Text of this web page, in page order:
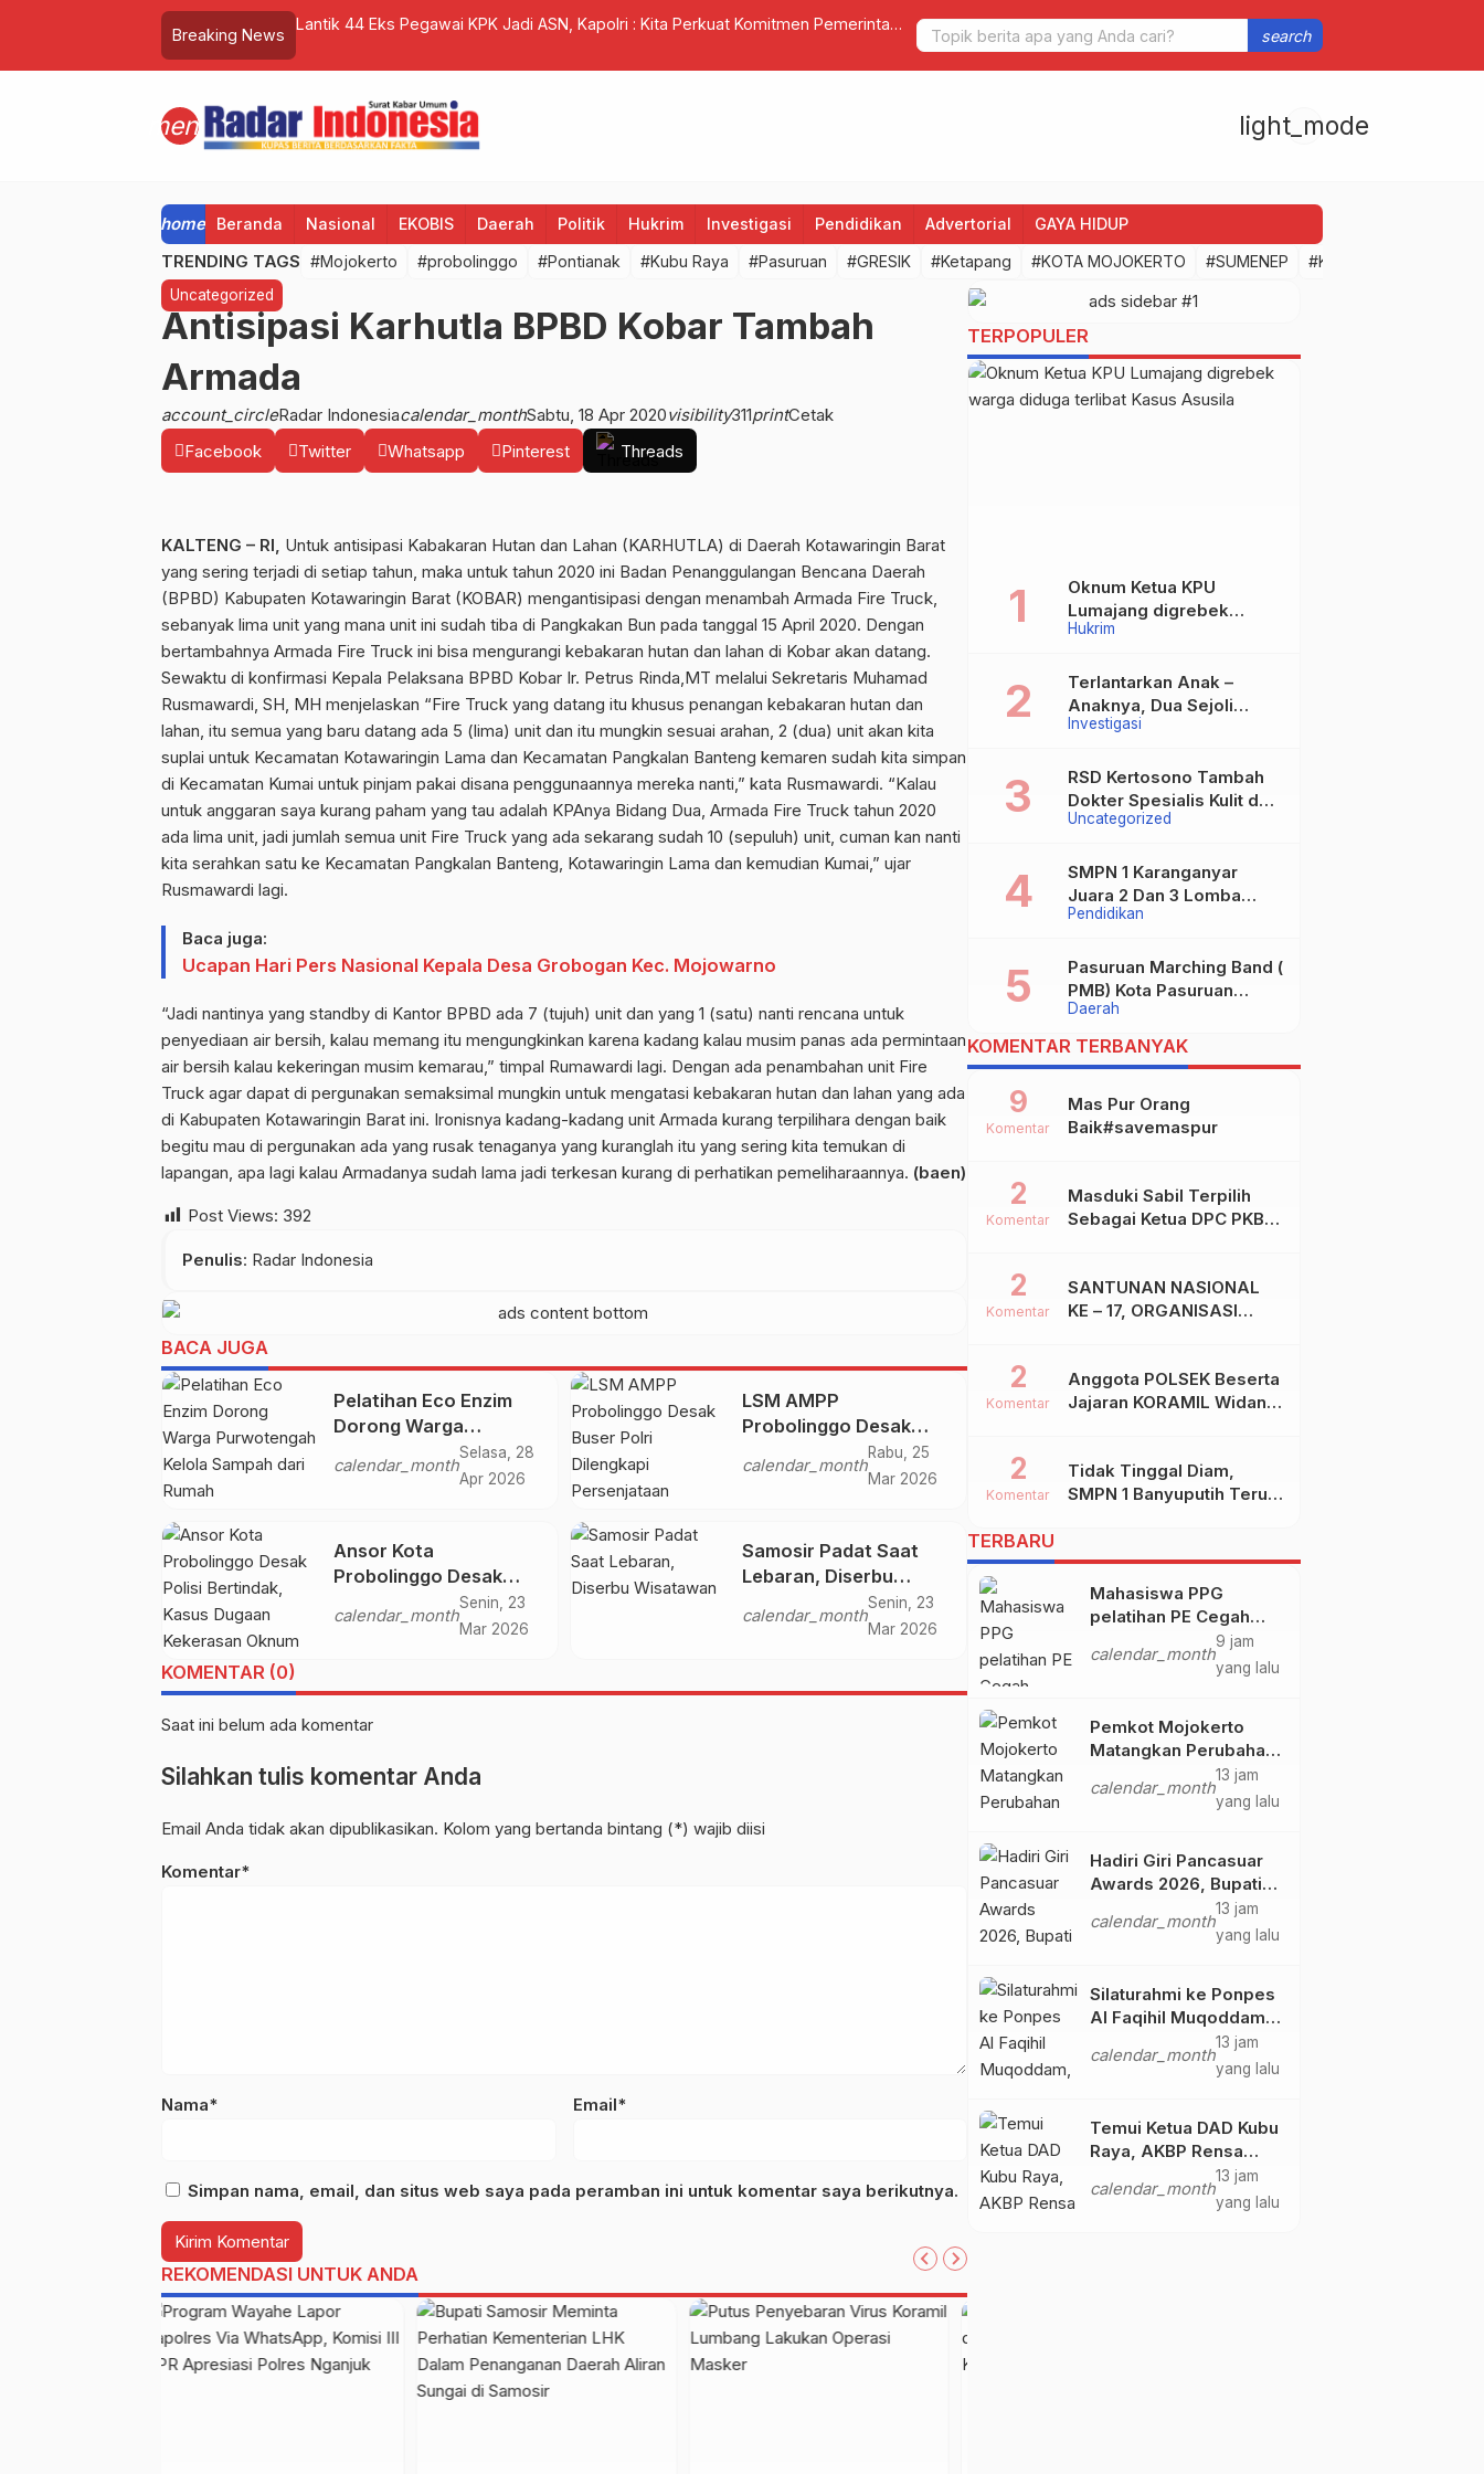
Breaking News
Sampaikan Terima Kasih Atas
Lantik 44 Eks Pegawai KPK Jadi ASN, Kapolri : Kita Perkuat Komitmen Pemerintah
Bawaslu Kota Mojokerto Gelar Media Gathering Dengan Awak Media, Menuju
Pilkada 2024 Kota Mojokerto
search
menu light_mode
home Beranda Nasional EKOBIS Daerah Politik Hukrim Investigasi Pendidikan Advertorial GAYA HIDUP
TRENDING TAGS #Mojokerto #probolinggo #Pontianak #Kubu Raya #Pasuruan #GRESIK #Ketapang #KOTA MOJOKERTO #SUMENEP #Kodim 0815/
Uncategorized
Antisipasi Karhutla BPBD Kobar Tambah
Armada
account_circleRadar Indonesiacalendar_monthSabtu, 18 Apr 2020visibility311printCetak
Facebook
Twitter Whatsapp Pinterest Threads
KALTENG – RI, Untuk antisipasi Kabakaran Hutan dan Lahan (KARHUTLA) di Daerah Kotawaringin Barat
yang sering terjadi di setiap tahun, maka untuk tahun 2020 ini Badan Penanggulangan Bencana Daerah
(BPBD) Kabupaten Kotawaringin Barat (KOBAR) mengantisipasi dengan menambah Armada Fire Truck,
sebanyak lima unit yang mana unit ini sudah tiba di Pangkakan Bun pada tanggal 15 April 2020. Dengan
bertambahnya Armada Fire Truck ini bisa mengurangi kebakaran hutan dan lahan di Kobar akan datang.
Sewaktu di konfirmasi Kepala Pelaksana BPBD Kobar Ir. Petrus Rinda,MT melalui Sekretaris Muhamad
Rusmawardi, SH, MH menjelaskan “Fire Truck yang datang itu khusus penangan kebakaran hutan dan
lahan, itu semua yang baru datang ada 5 (lima) unit dan itu mungkin sesuai arahan, 2 (dua) unit akan kita
suplai untuk Kecamatan Kotawaringin Lama dan Kecamatan Pangkalan Banteng kemaren sudah kita simpan
di Kecamatan Kumai untuk pinjam pakai disana penggunaannya mereka nanti,” kata Rusmawardi. “Kalau
untuk anggaran saya kurang paham yang tau adalah KPAnya Bidang Dua, Armada Fire Truck tahun 2020
ada lima unit, jadi jumlah semua unit Fire Truck yang ada sekarang sudah 10 (sepuluh) unit, cuman kan nanti
kita serahkan satu ke Kecamatan Pangkalan Banteng, Kotawaringin Lama dan kemudian Kumai,” ujar
Rusmawardi lagi.
Baca juga:
Ucapan Hari Pers Nasional Kepala Desa Grobogan Kec. Mojowarno
“Jadi nantinya yang standby di Kantor BPBD ada 7 (tujuh) unit dan yang 1 (satu) nanti rencana untuk
penyediaan air bersih, kalau memang itu mengungkinkan karena kadang kalau musim panas ada permintaan
air bersih kalau kekeringan musim kemarau,” timpal Rumawardi lagi. Dengan ada penambahan unit Fire
Truck agar dapat di pergunakan semaksimal mungkin untuk mengatasi kebakaran hutan dan lahan yang ada
di Kabupaten Kotawaringin Barat ini. Ironisnya kadang-kadang unit Armada kurang terpilihara dengan baik
begitu mau di pergunakan ada yang rusak tenaganya yang kuranglah itu yang sering kita temukan di
lapangan, apa lagi kalau Armadanya sudah lama jadi terkesan kurang di perhatikan pemeliharaannya. (baen)
Post Views: 392
Penulis: Radar Indonesia
BACA JUGA
Pelatihan Eco Enzim
Dorong Warga
Purwotengah Kelola
Sampah dari Rumah
calendar_month
Selasa, 28
Apr 2026
LSM AMPP
Probolinggo Desak
Buser Polri Dilengkapi
Persenjataan
calendar_month
Rabu, 25
Mar 2026
Ansor Kota
Probolinggo Desak
Polisi Bertindak, Kasus
Dugaan Kekerasan
Mandek
calendar_month
Senin, 23
Mar 2026
Samosir Padat Saat
Lebaran, Diserbu
calendar_month
Senin, 23
Mar 2026
KOMENTAR (0)
Saat ini belum ada komentar
Silahkan tulis komentar Anda
Email Anda tidak akan dipublikasikan. Kolom yang bertanda bintang (*) wajib diisi
Komentar*
Nama* Email*
Simpan nama, email, dan situs web saya pada peramban ini untuk komentar saya berikutnya.
REKOMENDASI UNTUK ANDA
TERPOPULER
Hukrim
Oknum Ketua KPU
Lumajang digrebek
warga diduga terlibat
Investigasi
Terlantarkan Anak –
Anaknya, Dua Sejoli
Tanpa Ikatan Pernikahan
Geger Madiun dan
Maospati Magetan Siap
digugat ?
Uncategorized
RSD Kertosono Tambah
Dokter Spesialis Kulit dan
Kelamin
Pendidikan
SMPN 1 Karanganyar
Juara 2 Dan 3 Lomba
Kaligrafi Tingkat
Daerah
Pasuruan Marching Band (
PMB) Kota Pasuruan
Akhirnya Raih Dua Gelar
Juara Dalam Kejurprov
Jatim 2024
KOMENTAR TERBANYAK
Mas Pur Orang
Baik#savemaspur
9
Komentar
Masduki Sabil Terpilih
Sebagai Ketua DPC PKB
2
Komentar
SANTUNAN NASIONAL
KE – 17, ORGANISASI
2
Komentar
Anggota POLSEK Beserta
Jajaran KORAMIL Widang,
PHBN Di Ds.NGADIPURO
Kec.WIDANG Kab.TUBAN
2
Komentar
Tidak Tinggal Diam,
SMPN 1 Banyuputih Terus
2
Komentar
TERBARU
Mahasiswa PPG
pelatihan PE Cegah
Ketergantungan AI
Bagi Remaja Bentuk
calendar_month
9 jam
yang lalu
Pemkot Mojokerto
Matangkan Perubahan
APBD 2026 Sekaligus
Siapkan Arah
calendar_month
13 jam
yang lalu
Hadiri Giri Pancasuar
Awards 2026, Bupati
Fandi Akhmad Yani
Dorong Pers Untuk
calendar_month
13 jam
yang lalu
Silaturahmi ke Ponpes
Al Faqihil Muqoddam,
Kapolres Kubu Raya
Perkuat Kolaborasi
calendar_month
13 jam
yang lalu
Temui Ketua DAD Kubu
Raya, AKBP Rensa
Tegaskan Tokoh Adat
Pilar Penting Menjaga
calendar_month
13 jam
yang lalu